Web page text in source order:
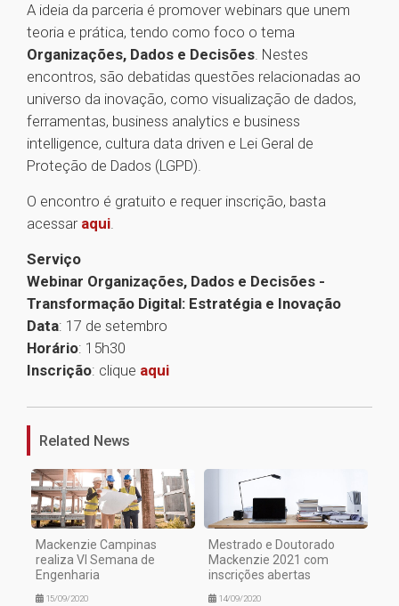
A ideia da parceria é promover webinars que unem
teoria e prática, tendo como foco o tema
Organizações, Dados e Decisões. Nestes
encontros, são debatidas questões relacionadas ao
universo da inovação, como visualização de dados,
ferramentas, business analytics e business
intelligence, cultura data driven e Lei Geral de
Proteção de Dados (LGPD).
O encontro é gratuito e requer inscrição, basta
acessar aqui.
Serviço
Webinar Organizações, Dados e Decisões -
Transformação Digital: Estratégia e Inovação
Data: 17 de setembro
Horário: 15h30
Inscrição: clique aqui
Related News
Mackenzie Campinas
realiza VI Semana de
Engenharia
15/09/2020
Mestrado e Doutorado
Mackenzie 2021 com
inscrições abertas
14/09/2020